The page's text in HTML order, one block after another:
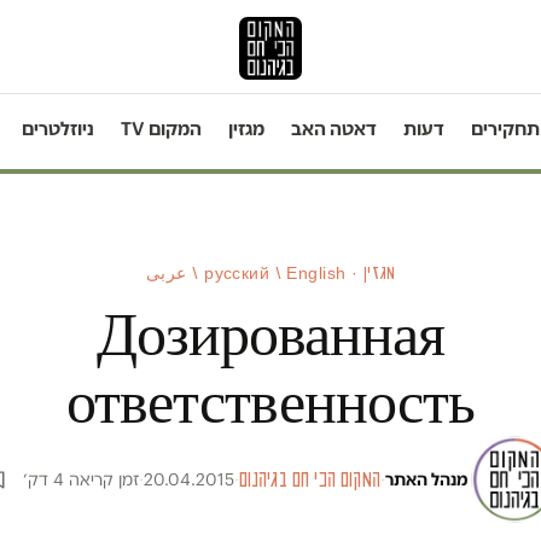
תחקירים דעות דאטה האב מגזין המקום TV ניוזלטרים
מגזין · русский / English / عربى
Дозированная
ответственность
מנהל האתר·המקום הכי חם בגיהנום·
20.04.2015
·זמן קריאה 4 דק׳